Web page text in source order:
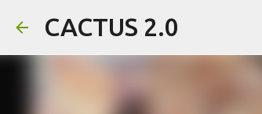
CACTUS 2.0